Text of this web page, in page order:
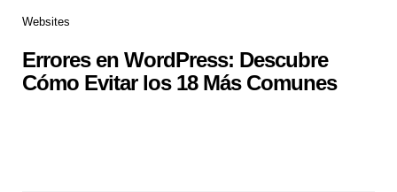
Websites
Errores en WordPress: Descubre
Cómo Evitar los 18 Más Comunes